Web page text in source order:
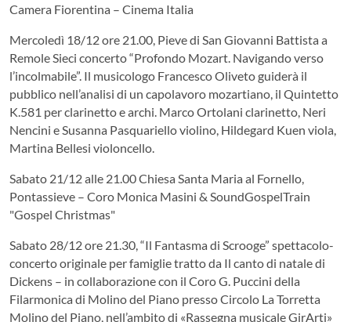
Camera Fiorentina – Cinema Italia
Mercoledì 18/12 ore 21.00, Pieve di San Giovanni Battista a
Remole Sieci concerto “Profondo Mozart. Navigando verso
l’incolmabile”. Il musicologo Francesco Oliveto guiderà il
pubblico nell’analisi di un capolavoro mozartiano, il Quintetto
K.581 per clarinetto e archi. Marco Ortolani clarinetto, Neri
Nencini e Susanna Pasquariello violino, Hildegard Kuen viola,
Martina Bellesi violoncello.
Sabato 21/12 alle 21.00 Chiesa Santa Maria al Fornello,
Pontassieve – Coro Monica Masini & SoundGospelTrain
"Gospel Christmas"
Sabato 28/12 ore 21.30, “Il Fantasma di Scrooge” spettacolo-
concerto originale per famiglie tratto da Il canto di natale di
Dickens – in collaborazione con il Coro G. Puccini della
Filarmonica di Molino del Piano presso Circolo La Torretta
Molino del Piano, nell’ambito di «Rassegna musicale GirArti»